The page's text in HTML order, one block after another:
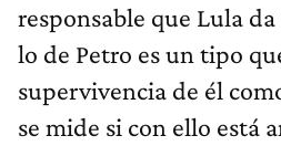
responsable que Lula
lo de Petro es un tipo
supervivencia de él
se mide si con ello está